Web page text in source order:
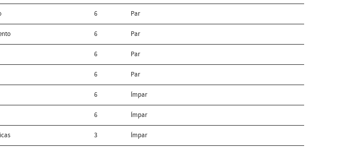
6 Par
6 Par
6 Par
6 Par
6 Ímpar
6 Ímpar
3 Ímpar